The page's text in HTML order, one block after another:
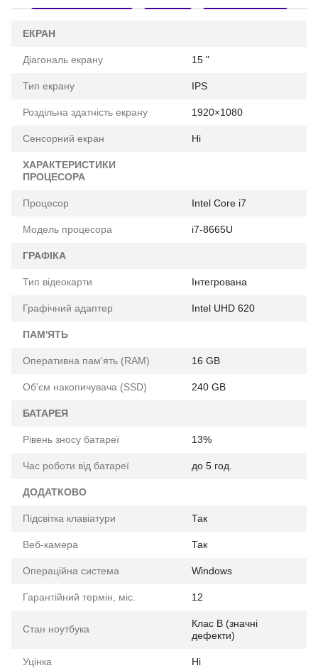
ЕКРАН
Діагональ екрану 15 "
Тип екрану IPS
Роздільна здатність екрану 1920×1080
Сенсорний екран Ні
ХАРАКТЕРИСТИКИ
ПРОЦЕСОРА
Процесор Intel Core i7
Модель процесора i7-8665U
ГРАФІКА
Тип відеокарти Інтегрована
Графічний адаптер Intel UHD 620
ПАМ'ЯТЬ
Оперативна пам'ять (RAM) 16 GB
Об'єм накопичувача (SSD) 240 GB
БАТАРЕЯ
Рівень зносу батареї 13%
Час роботи від батареї до 5 год.
ДОДАТКОВО
Підсвітка клавіатури Так
Веб-камера Так
Операційна система Windows
Гарантійний термін, міс. 12
Стан ноутбука
Клас B (значні
дефекти)
Уцінка Ні